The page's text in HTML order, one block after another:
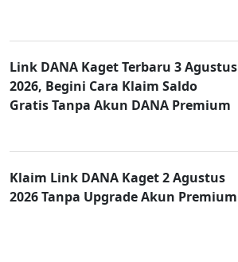
Link DANA Kaget Terbaru 3 Agustus
2026, Begini Cara Klaim Saldo
Gratis Tanpa Akun DANA Premium
Klaim Link DANA Kaget 2 Agustus
2026 Tanpa Upgrade Akun Premium